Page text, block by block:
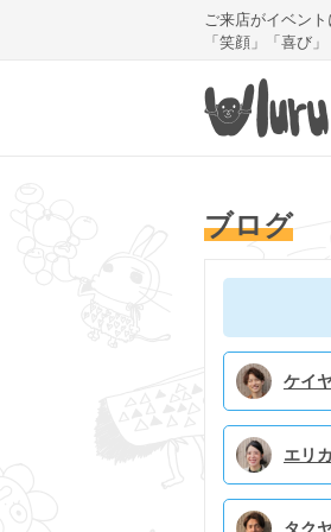
ご来店がイベン
「笑顔」「喜び
ブログ
ケイ
エリカ